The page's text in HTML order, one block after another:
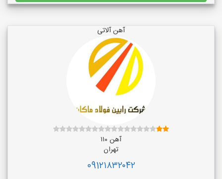
آهن آلاتی
آهن ۱۱۰
تهران
091۲۱۸۳۲۰۴۲